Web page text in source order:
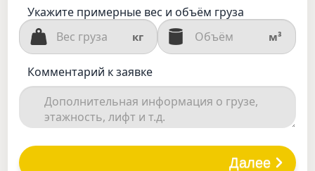
Укажите примерные вес и объём груза
кг м³
Комментарий к заявке
Далее